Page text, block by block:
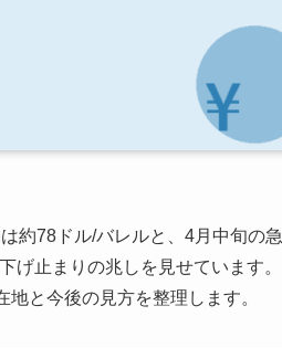
約78ドル/バレルと、4月中旬の急
げ止まりの兆しを見せています。
と今後の見方を整理します。